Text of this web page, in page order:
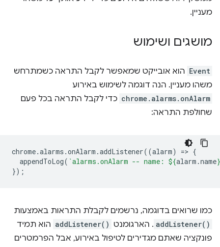
מעניין.
מושגים ושימוש
Event הוא אובייקט שמאפשר לקבל התראה כשמתרחש
משהו מעניין. הנה דוגמה לשימוש באירוע
chrome.alarms.onAlarm כדי לקבל התראה בכל פעם
שחולפת התראה:
chrome.alarms .onAlarm .addListener((alarm) => {
appendToLog( `alarms.onAlarm -- name: ${alarm .name}
});
כמו שרואים בדוגמה, נרשמים לקבלת התראות באמצעות
addListener() . הארגומנט addListener() הוא תמיד
פונקציה שאתם מגדירים לטיפול באירוע, אבל הפרמטרים